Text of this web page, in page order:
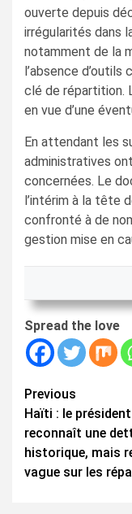
ouverte depuis
irrégularités dans
notamment de la
l’absence
clé de répartition.
en vue d’une
En attendant les
administratives
concernées. Le
l’intérim à la tête
confronté à de
gestion mise en
Spread the love
Continue
Reading
Previous
Haïti : le
reconnaît une
historique, mais
vague sur les